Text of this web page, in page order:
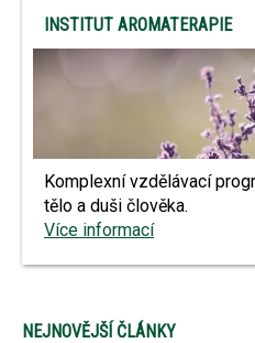
INSTITUT AROMATERAPIE
Komplexní vzdělávací
tělo a duši člověka.
Více informací
NEJNOVĚJŠÍ ČLÁNKY